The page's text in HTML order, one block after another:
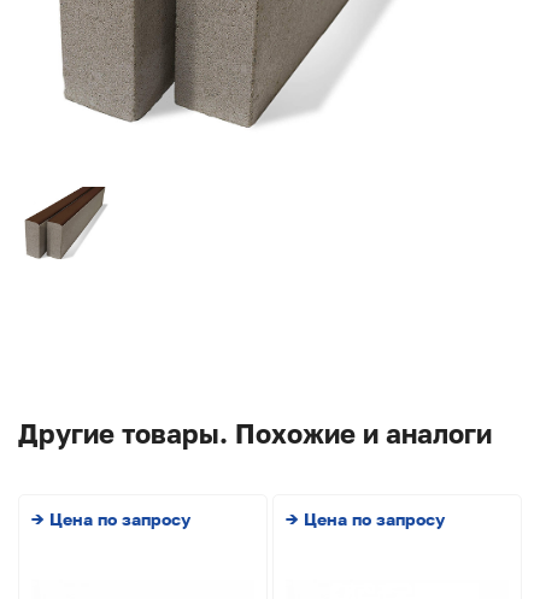
Другие товары. Похожие и аналоги
→ Цена по запросу → Цена по запросу